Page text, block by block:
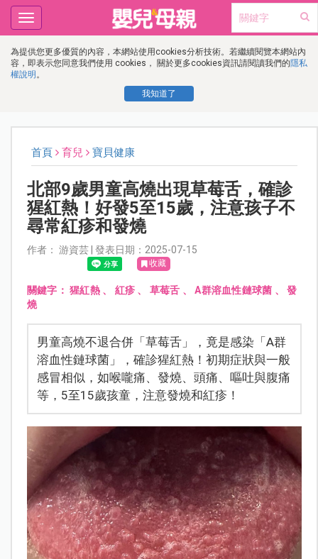
為提供您更多優質的內容，本網站使用cookies分析技術。若繼續閱覽本網站內
容，即表示您同意我們使用 cookies， 關於更多cookies資訊請閱讀我們的隱私
權說明 。
我知道了
Toggle
navigation
首頁 育兒 寶貝健康
北部9歲男童高燒出現草莓舌，確診
猩紅熱！好發5至15歲，注意孩子不
尋常紅疹和發燒
作者： 游資芸 | 發表日期：2025-07-15
收藏
關鍵字：猩紅熱、 紅疹 、 草莓舌 、A群溶血性鏈球菌 、發
燒
男童高燒不退合併「草莓舌」，竟是感染「A群
溶血性鏈球菌」，確診猩紅熱！初期症狀與一般
感冒相似，如喉嚨痛、發燒、頭痛、嘔吐與腹痛
等，5至15歲孩童，注意發燒和紅疹！